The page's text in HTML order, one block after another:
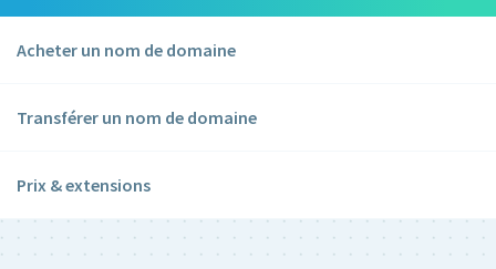
Acheter un nom de domaine
Transférer un nom de domaine
Prix & extensions